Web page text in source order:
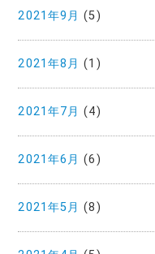
2021年9月 (5)
2021年8月 (1)
2021年7月 (4)
2021年6月 (6)
2021年5月 (8)